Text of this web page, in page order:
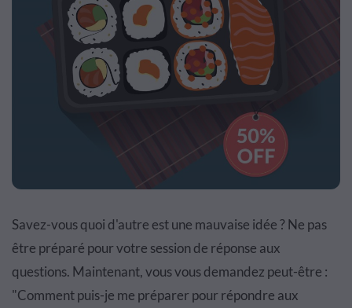
Savez-vous quoi d'autre est une mauvaise idée ? Ne pas
être préparé pour votre session de réponse aux
questions. Maintenant, vous vous demandez peut-être :
"Comment puis-je me préparer pour répondre aux